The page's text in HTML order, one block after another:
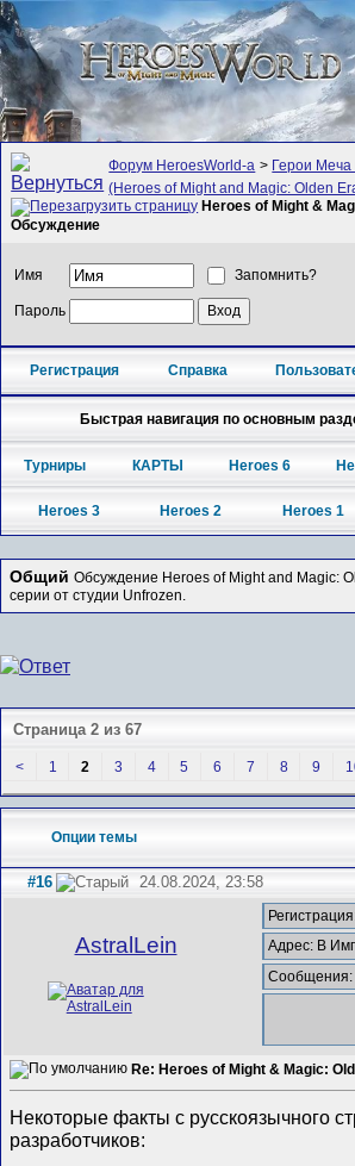
Форум HeroesWorld-а > Герои Меча
(Heroes of Might and Magic: Olden
Heroes of Might &
Обсуждение
Имя Запомнить?
Пароль
Регистрация Справка
Быстрая навигация по основным
Турниры КАРТЫ Heroes 6
Heroes 3 Heroes 2 Heroes 1
Общий Обсуждение Heroes of Might and Magic:
серии от студии Unfrozen.
Страница 2 из 67
< 1 2 3 4 5 6 7 8 9
Опции темы
#16 24.08.2024, 23:58
AstralLein
Адрес: В
Сообщения:
Re: Heroes of Might & Magic:
Некоторые факты с русскоязычного
разработчиков: